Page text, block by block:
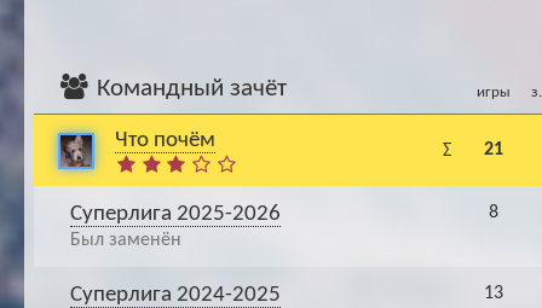
Командный зачёт игры
Что почём Σ 21
Суперлига 2025-2026
Был заменён
8
Суперлига 2024-2025 13